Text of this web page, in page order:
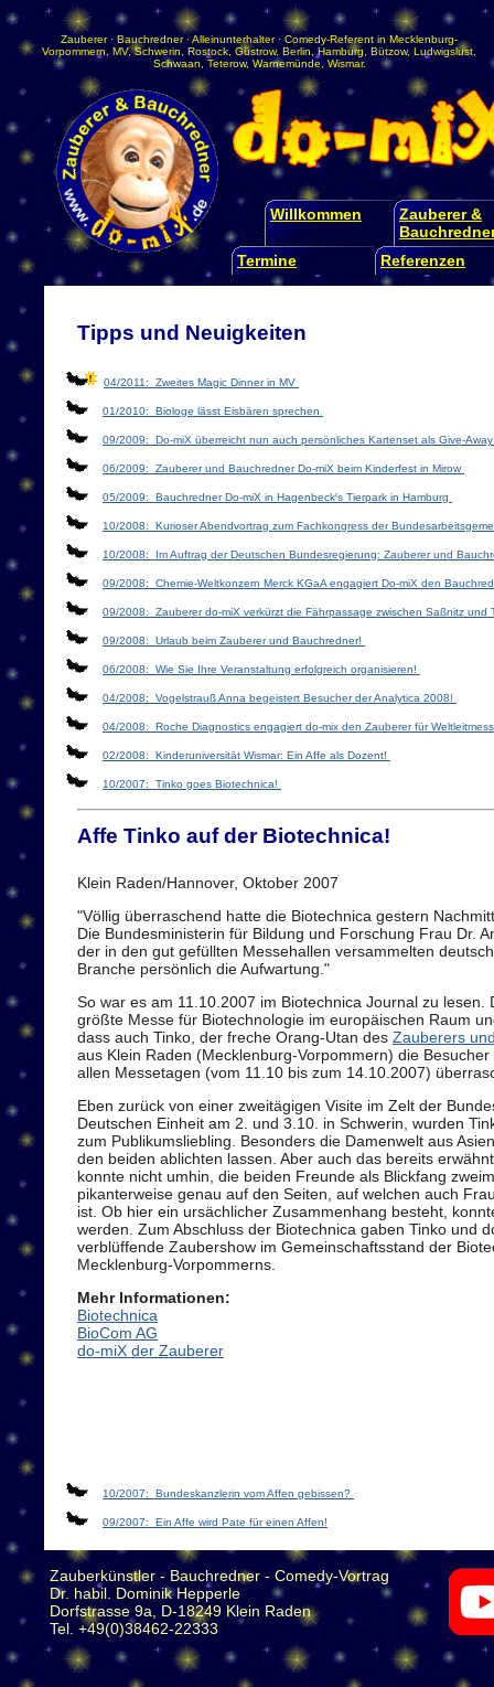
Zauberer· Bauchredner·Alleinunterhalter· Comedy-Referent in Mecklenburg-
Vorpommern MV,Schwerin Rostock Güstrow, Berlin ,Hamburg Bützow, Ludwigslust
Schwaan ,Teterow, Warnemünde Wismar.
Willkommen
Zauberer &
Termine
Referenzen
Tipps und Neuigkeiten
04/2011: Zweites Magic Dinner in MV
01/2010: Biologe lässt Eisbären sprechen
09/2009: Do-miX überreicht nun auch persönliches Kartenset als Give-
06/2009: Zauberer und Bauchredner Do-miX beim Kinderfest in Mirow
05/2009: Bauchredner Do-miX in Hagenbeck′s Tierpark in Hamburg
10/2008: Kurioser Abendvortrag zum Fachkongress der
10/2008: Im Auftrag der Deutschen Bundesregierung: Zauberer und
09/2008: Chemie-Weltkonzern Merck KGaA engagiert Do-miX den
09/2008: Zauberer do-miX verkürzt die Fährpassage zwischen Saßnitz und
09/2008: Urlaub beim Zauberer und Bauchredner!
06/2008: Wie Sie Ihre Veranstaltung erfolgreich organisieren!
04/2008: Vogelstrauß Anna begeistert Besucher der Analytica 2008!
04/2008: Roche Diagnostics engagiert do-mix den Zauberer für
02/2008: Kinderuniversität Wismar: Ein Affe als Dozent!
10/2007: Tinko goes Biotechnica!
Affe Tinko auf der Biotechnica!
Klein Raden/Hannover, Oktober 2007
"Völlig überraschend hatte die Biotechnica gestern
Die Bundesministerin für Bildung und Forschung Frau Dr.
der in den gut gefüllten Messehallen versammelten
Branche persönlich die Aufwartung."
So war es am 11.10.2007 im Biotechnica Journal zu lesen.
größte Messe für Biotechnologie im europäischen Raum
dass auch Tinko, der freche Orang-Utan des Zauberers
aus Klein Raden (Mecklenburg-Vorpommern) die
allen Messetagen (vom 11.10 bis zum 14.10.2007)
Eben zurück von einer zweitägigen Visite im Zelt der
Deutschen Einheit am 2. und 3.10. in Schwerin, wurden
zum Publikumsliebling. Besonders die Damenwelt aus
den beiden ablichten lassen. Aber auch das bereits
konnte nicht umhin, die beiden Freunde als Blickfang
pikanterweise genau auf den Seiten, auf welchen auch
ist. Ob hier ein ursächlicher Zusammenhang besteht,
werden. Zum Abschluss der Biotechnica gaben Tinko und
verblüffende Zaubershow im Gemeinschaftsstand der
Mecklenburg-Vorpommerns.
Mehr Informationen:
Biotechnica
BioCom AG
do-miX der Zauberer
10/2007: Bundeskanzlerin vom Affen gebissen?
09/2007: Ein Affe wird Pate für einen Affen!
Zauberkünstler - Bauchredner - Comedy-Vortrag
Dr. habil. Dominik Hepperle
Dorfstrasse 9a, D-18249 Klein Raden
Tel. +49(0)38462-22333